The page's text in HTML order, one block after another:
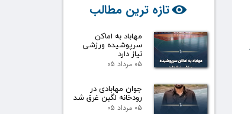
تازه ترین مطالب
مهاباد به اماکن
سرپوشیده ورزشی
نیاز دارد
۰۵ مرداد ۰۵
جوان مهابادی در
رودخانه لگبن غرق شد
۰۵ مرداد ۰۵